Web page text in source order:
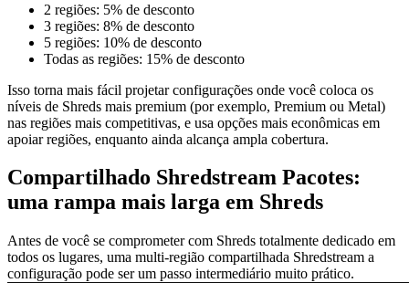
2 regiões: 5% de desconto
3 regiões: 8% de desconto
5 regiões: 10% de desconto
Todas as regiões: 15% de desconto
Isso torna mais fácil projetar configurações onde você coloca os
níveis de Shreds mais premium (por exemplo, Premium ou Metal)
nas regiões mais competitivas, e usa opções mais econômicas em
apoiar regiões, enquanto ainda alcança ampla cobertura.
Compartilhado Shredstream Pacotes:
uma rampa mais larga em Shreds
Antes de você se comprometer com Shreds totalmente dedicado em
todos os lugares, uma multi-região compartilhada Shredstream a
configuração pode ser um passo intermediário muito prático.